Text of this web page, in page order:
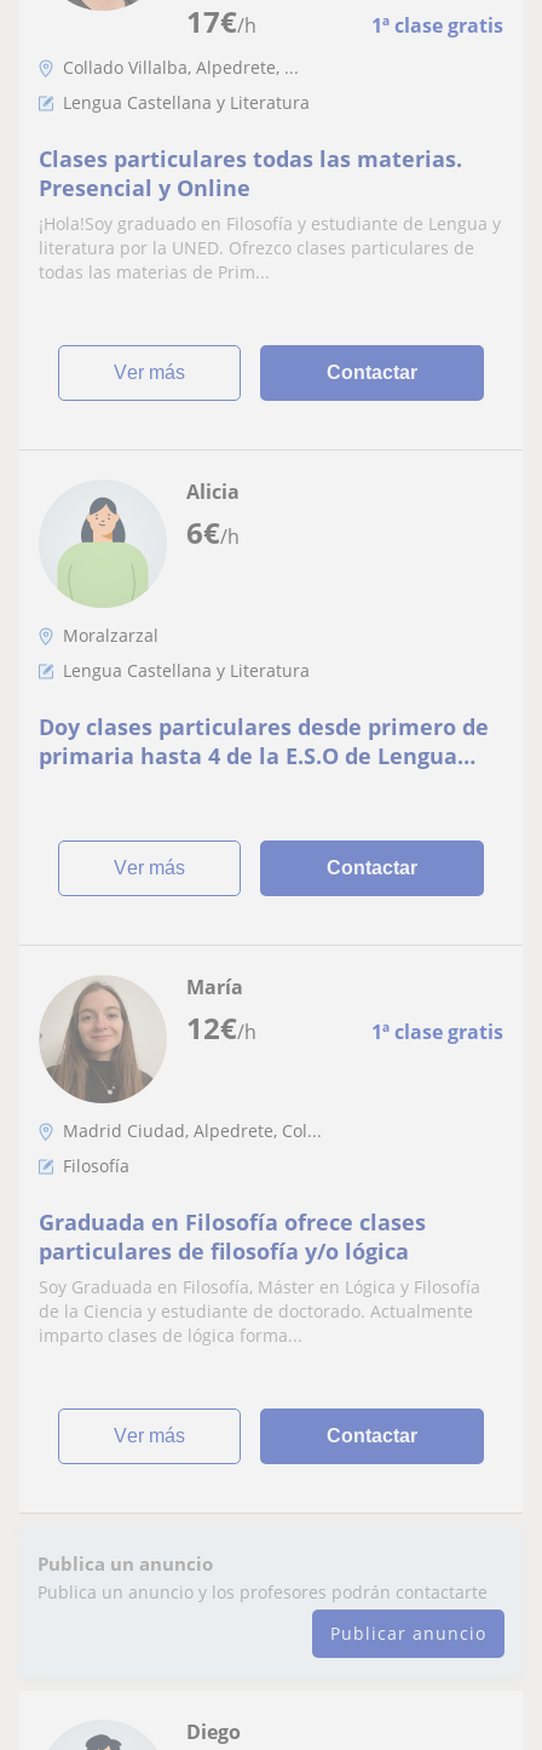
17€/h 1ª clase gratis
Collado Villalba, Alpedrete, ...
Lengua Castellana y Literatura
Clases particulares todas las materias.
Presencial y Online
¡Hola!Soy graduado en Filosofía y estudiante de Lengua y
literatura por la UNED. Ofrezco clases particulares de
todas las materias de Prim...
ver más Contactar
6€/h
Alicia
Moralzarzal
Lengua Castellana y Literatura
Doy clases particulares desde primero de
primaria hasta 4 de la E.S.O de Lengua
ver más Contactar
12€/h 1ª clase gratis
María
Madrid Ciudad, Alpedrete, Col...
Filosofía
Graduada en Filosofía ofrece clases
particulares de filosofía y/o lógica
Soy Graduada en Filosofía, Máster en Lógica y Filosofía
de la Ciencia y estudiante de doctorado. Actualmente
imparto clases de lógica forma...
ver más Contactar
Publica un anuncio
Publica un anuncio y los profesores podrán contactarte
Publicar anuncio
Diego